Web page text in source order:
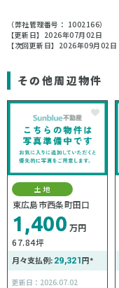
（弊社管理番号： 1002166）
【更新日】2026年07月02日
【次回更新日】2026年09月02日
その他周辺物件
土地
東広島市西条町田口
1,400 万円
67.84坪
月々支払例:29,321円*
更新日：2026.07.02